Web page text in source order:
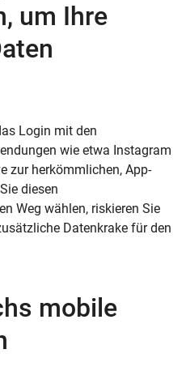
um Ihre
Login mit den
wie etwa Instagram
zur herkömmlichen, App-
diesen
Weg wählen, riskieren Sie
Datenkrake für den
mobile